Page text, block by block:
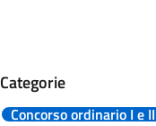
Categorie
Concorso ordinario I e